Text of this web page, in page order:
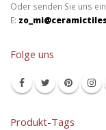
Oder senden Sie uns
E:
Folge uns
Produkt-Tags